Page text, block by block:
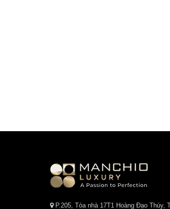
P.205, Tòa nhà 17T1 Hoàng Đạo Thúy,